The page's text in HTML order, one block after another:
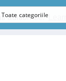
aditionale.